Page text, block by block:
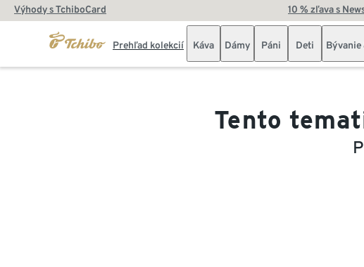
Výhody s TchiboCard 10 % zľava s
Prehľad kolekcií Káva Dámy Páni Deti Bývanie
Tento